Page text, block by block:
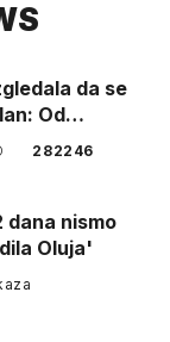
da se
Od
282246
dana nismo
Oluja'